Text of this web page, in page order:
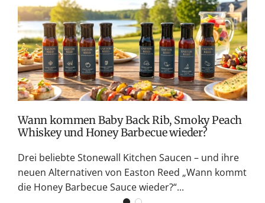
i
s
i
s
Wann kommen Baby Back Rib, Smoky Peach
Whiskey und Honey Barbecue wieder?
Drei beliebte Stonewall Kitchen Saucen – und ihre
neuen Alternativen von Easton Reed „Wann kommt
die Honey Barbecue Sauce wieder?“...